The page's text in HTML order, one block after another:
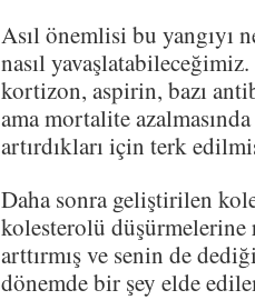
Asıl önemlisi bu yangıyı
nasıl
kortizon, aspirin, bazı
ama mortalite
artırdıkları için terk
Daha sonra geliştirilen
kolesterolü düşürmelerine
arttırmış ve senin de
dönemde bir şey elde